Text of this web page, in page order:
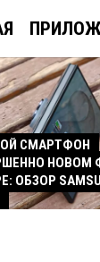
СМАРТФОН
НОВОМ
ОБЗОР